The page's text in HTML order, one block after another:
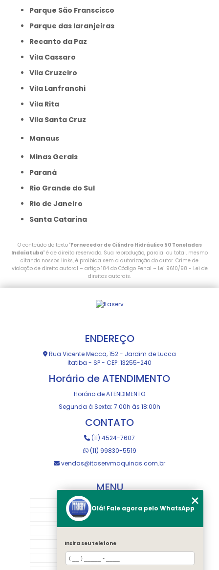
Parque São Franscisco
Parque das laranjeiras
Recanto da Paz
Vila Cassaro
Vila Cruzeiro
Vila Lanfranchi
Vila Rita
Vila Santa Cruz
Manaus
Minas Gerais
Paraná
Rio Grande do Sul
Rio de Janeiro
Santa Catarina
O conteúdo do texto "Fornecedor de Cilindro Hidráulico 50 Toneladas
Indaiatuba" é de direito reservado. Sua reprodução, parcial ou total, mesmo
citando nossos links, é proibida sem a autorização do autor. Crime de
violação de direito autoral – artigo 184 do Código Penal – Lei 9610/98 - Lei de
direitos autorais.
ENDEREÇO
Rua Vicente Mecca, 152 - Jardim de Lucca
Itatiba - SP - CEP: 13255-240
Horário de ATENDIMENTO
Horário de ATENDIMENTO
Segunda à Sexta: 7:00h às 18:00h
CONTATO
(11) 4524-7607
(11) 99830-5519
vendas@itaservmaquinas.com.br
MENU
MANUTENÇÃO E USINAGEM
LOJA
EQUIPAMENTOS
Olá! Fale agora pelo WhatsApp
Insira seu telefone